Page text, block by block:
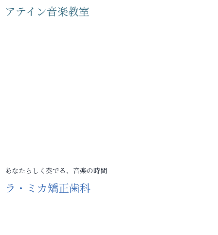
アテイン音楽教室
あなたらしく奏でる、音楽の時間
ラ・ミカ矯正歯科